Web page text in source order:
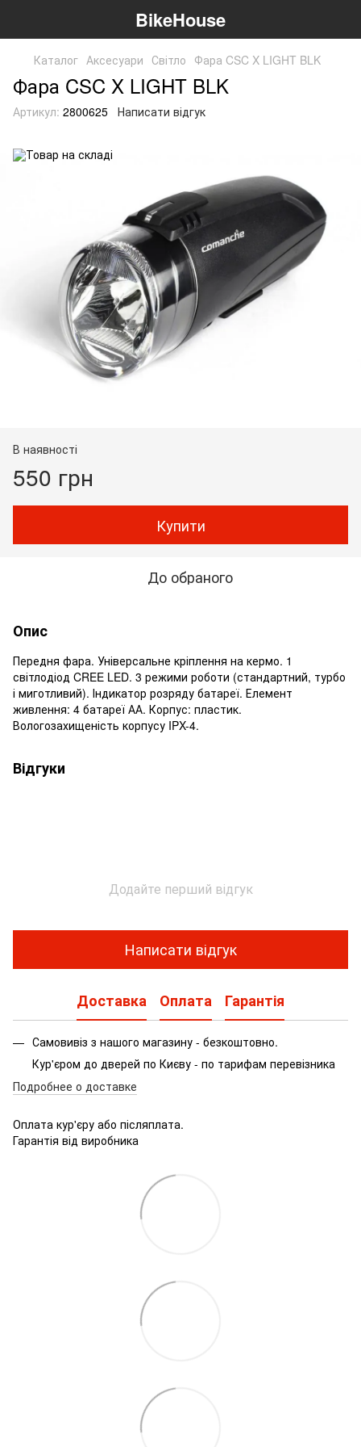
BikeHouse
Каталог Аксесуари Світло Фара CSC X LIGHT BLK
Фара CSC X LIGHT BLK
Артикул: 2800625 Написати відгук
В наявності
550 грн
Купити
До обраного
Опис
Передня фара. Універсальне кріплення на кермо. 1
світлодіод CREE LED. 3 режими роботи (стандартний, турбо
і миготливий). Індикатор розряду батареї. Елемент
живлення: 4 батареї АА. Корпус: пластик.
Вологозахищеність корпусу IPX-4.
Відгуки
Додайте перший відгук
Написати відгук
Доставка Оплата Гарантія
Самовивіз з нашого магазину - безкоштовно.
Кур'єром до дверей по Києву - по тарифам перевізника
Подробнее о доставке
Оплата кур'єру або післяплата.
Гарантія від виробника